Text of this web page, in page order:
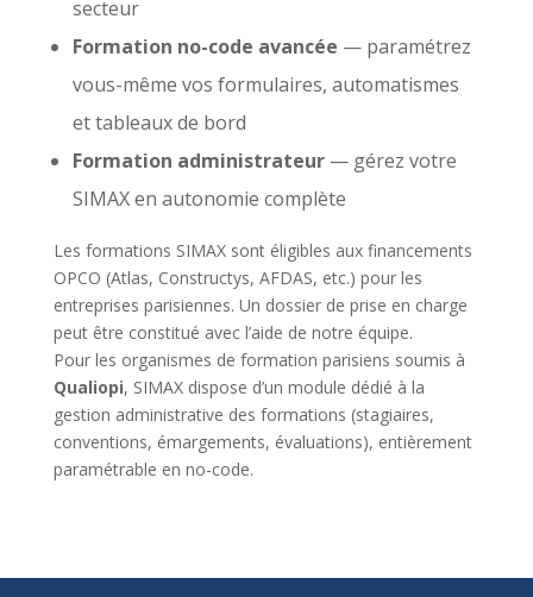
secteur
Formation no-code avancée — paramétrez
vous-même vos formulaires, automatismes
et tableaux de bord
Formation administrateur— gérez votre
SIMAX en autonomie complète
Les formations SIMAX sont éligibles aux financements
OPCO (Atlas, Constructys, AFDAS, etc.) pour les
entreprises parisiennes. Un dossier de prise en charge
peut être constitué avec l’aide de notre équipe.
Pour les organismes de formation parisiens soumis à
Qualiopi, SIMAX dispose d’un module dédié à la
gestion administrative des formations (stagiaires,
conventions, émargements, évaluations), entièrement
paramétrable en no-code.